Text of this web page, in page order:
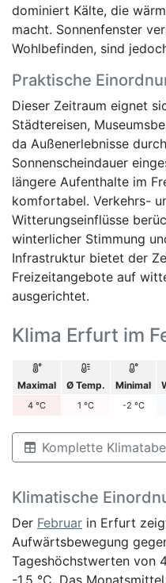
dominiert Kälte, die
macht. Sonnenfenster
Wohlbefinden, sind
Praktische
Dieser Zeitraum eignet
Städtereisen,
da Außenerlebnisse
Sonnenscheindauer
längere Aufenthalte im
komfortabel. Verkehrs-
Witterungseinflüsse
winterlicher Stimmung
Infrastruktur bietet der
Freizeitangebote auf
ausgerichtet.
Klima Erfurt im
Maximal Ø Temp. Minimal
4 °C 1 °C -2 °C
Komplette
Klimatische
Der Februar in Erfurt
Aufwärtsbewegung
Tageshöchstwerten von
-1,5 °C. Das